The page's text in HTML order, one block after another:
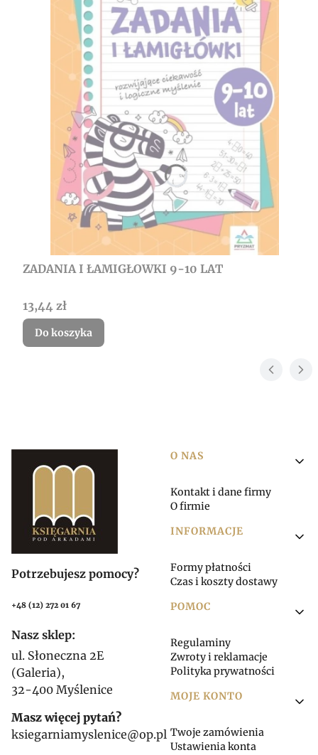
ZADANIA I ŁAMIGŁOWKI 9-10 LAT
Cena
13,44 zł
Do koszyka
Potrzebujesz pomocy?
+48 (12) 272 01 67
Nasz sklep:
ul. Słoneczna 2E
(Galeria),
32-400 Myślenice
Masz więcej pytań?
ksiegarniamyslenice@op.pl
Linki w stopce
O NAS
Kontakt i dane firmy
O firmie
INFORMACJE
Formy płatności
Czas i koszty dostawy
POMOC
Regulaminy
Zwroty i reklamacje
Polityka prywatności
MOJE KONTO
Twoje zamówienia
Ustawienia konta